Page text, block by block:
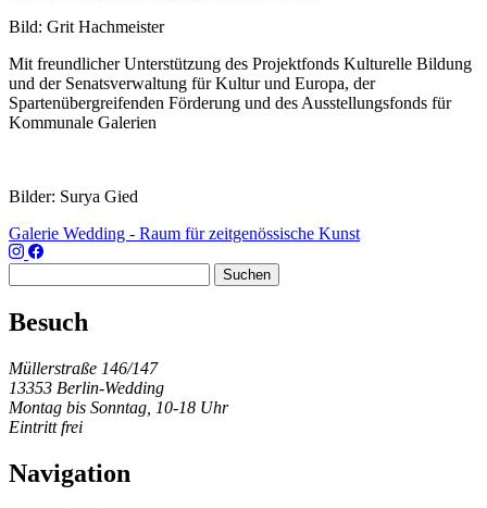
Bild: Grit Hachmeister
Mit freundlicher Unterstützung des Projektfonds Kulturelle Bildung
und der Senatsverwaltung für Kultur und Europa, der
Spartenübergreifenden Förderung und des Ausstellungsfonds für
Kommunale Galerien
Bilder: Surya Gied
Galerie Wedding - Raum für zeitgenössische Kunst
nach:
Besuch
Müllerstraße 146/147
13353 Berlin-Wedding
Montag bis Sonntag, 10-18 Uhr
Eintritt frei
Navigation